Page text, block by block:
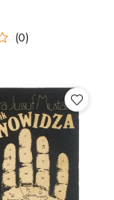
(0)